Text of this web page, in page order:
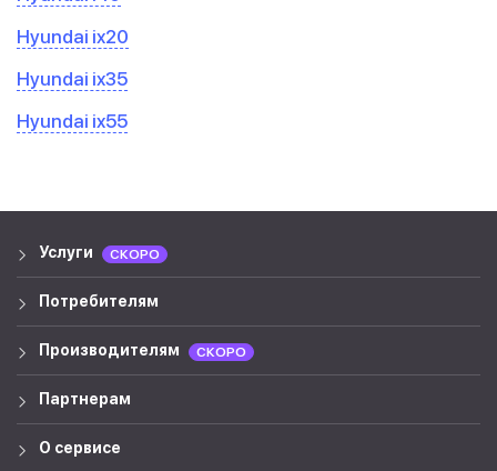
Hyundai ix20
Hyundai ix35
Hyundai ix55
Услуги СКОРО
Потребителям
Производителям СКОРО
Партнерам
О сервисе